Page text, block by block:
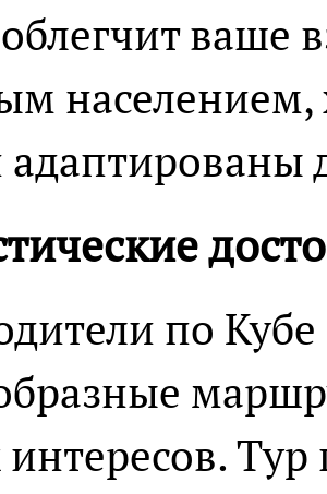
ваше
населением,
адаптированы
по
Тур